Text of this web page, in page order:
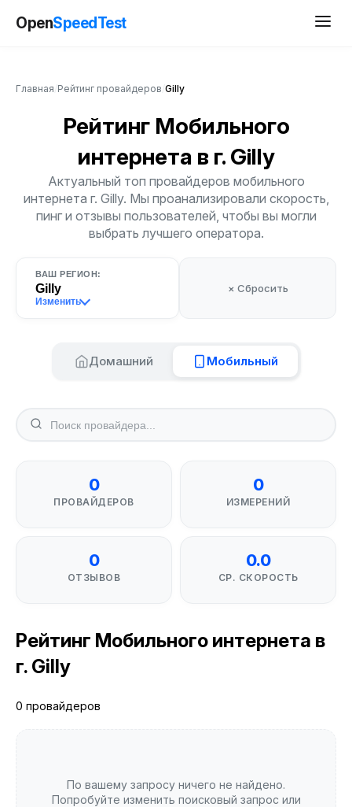
OpenSpeedTest
Главная Рейтинг провайдеров Gilly
Рейтинг Мобильного
интернета в г. Gilly
Актуальный топ провайдеров мобильного
интернета г. Gilly. Мы проанализировали скорость,
пинг и отзывы пользователей, чтобы вы могли
выбрать лучшего оператора.
ВАШ РЕГИОН:
Gilly
Изменить
× Сбросить
Домашний Мобильный
0
ПРОВАЙДЕРОВ
0
ИЗМЕРЕНИЙ
0
ОТЗЫВОВ
0.0
СР. СКОРОСТЬ
Рейтинг Мобильного интернета в
г. Gilly
0 провайдеров
По вашему запросу ничего не найдено.
Попробуйте изменить поисковый запрос или